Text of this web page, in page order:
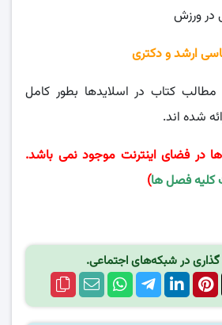
در ورزش
ارشد و دکتری
مطالب کتاب در اسلایدها بطور کامل
شده اند.
ها در فضای اینترنت موجود نمی باشد.
کلیه فصل ها)
گذاری در شبکه‌های اجتماعی.